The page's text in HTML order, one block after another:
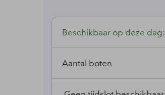
Beschikbaar op deze dag:
Aantal boten